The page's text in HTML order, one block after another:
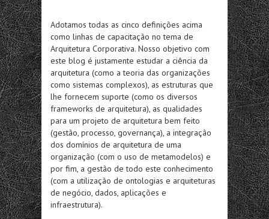
Adotamos todas as cinco definições acima
como linhas de capacitação no tema de
Arquitetura Corporativa. Nosso objetivo com
este blog é justamente estudar a ciência da
arquitetura (como a teoria das organizações
como sistemas complexos), as estruturas que
lhe fornecem suporte (como os diversos
frameworks de arquitetura), as qualidades
para um projeto de arquitetura bem feito
(gestão, processo, governança), a integração
dos domínios de arquitetura de uma
organização (com o uso de metamodelos) e
por fim, a gestão de todo este conhecimento
(com a utilização de ontologias e arquiteturas
de negócio, dados, aplicações e
infraestrutura).